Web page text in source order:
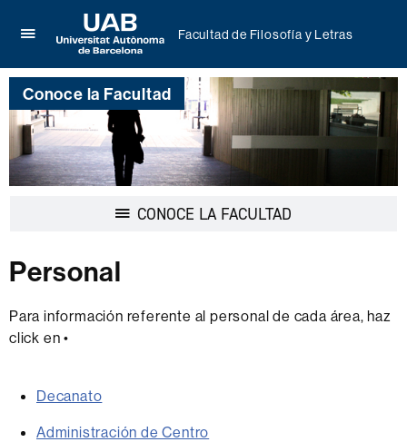
aquí
para
desplegar
el
menú
de
Facultad
Universitat
Autònoma
de
Barcelona
Facultad de Filosofía y Letras
Conoce la Facultad
CONOCE LA FACULTAD
Personal
Para información referente al personal de cada área, haz
click en •
Decanato
Administración de Centro